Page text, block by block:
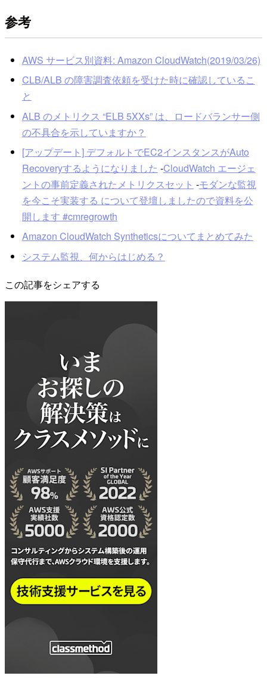
参考
AWS サービス別資料: Amazon CloudWatch(2019/03/26)
CLB/ALB の障害調査依頼を受けた時に確認しているこ
と
ALB のメトリクス “ELB 5XXs” は、ロードバランサー側
の不具合を示していますか？
[アップデート] デフォルトでEC2インスタンスがAuto
Recoveryするようになりました -CloudWatch エージェ
ントの事前定義されたメトリクスセット -モダンな監視
を今こそ実装する について登壇しましたので資料を公
開します #cmregrowth
Amazon CloudWatch Syntheticsについてまとめてみた
システム監視、何からはじめる？
この記事をシェアする